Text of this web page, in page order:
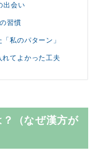
出会い
習慣
私のパターン」
てよかった工夫
（なぜ漢方が